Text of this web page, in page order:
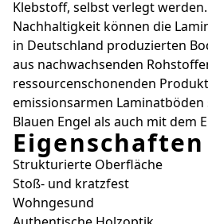
Klebstoff, selbst verlegt
Nachhaltigkeit können die
in Deutschland produzierten
aus nachwachsenden
ressourcenschonenden
emissionsarmen
Blauen Engel als auch mit dem
Eigenschaften
Strukturierte Oberfläche
Stoß- und kratzfest
Wohngesund